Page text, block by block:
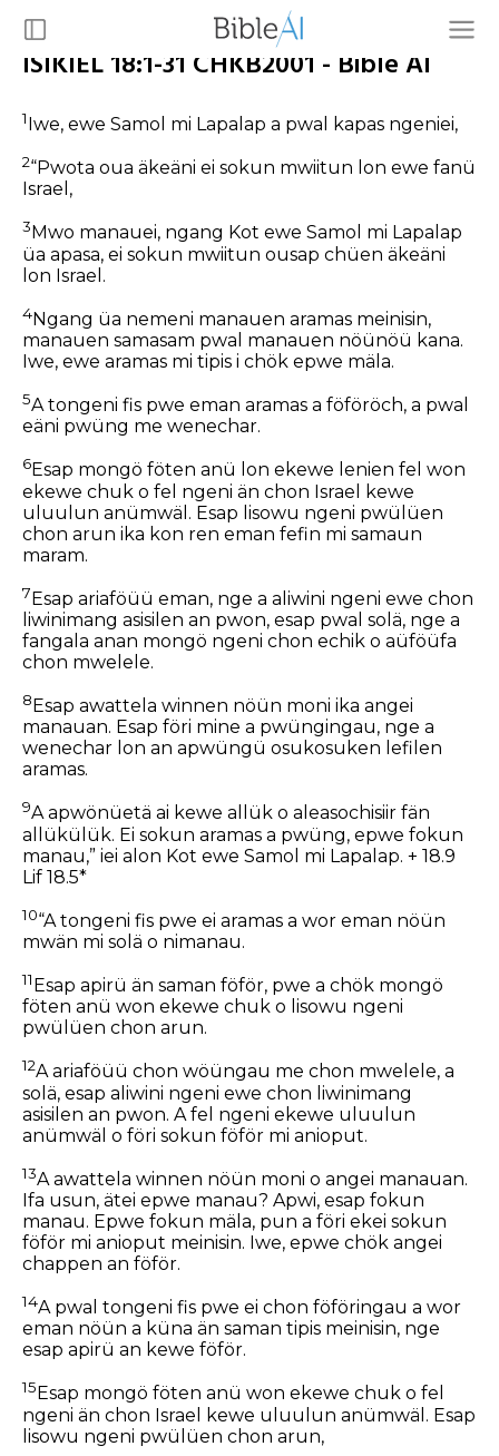
ISIKIEL 18:1-31 CHKB2001 - Bible AI
1Iwe, ewe Samol mi Lapalap a pwal kapas ngeniei,
2“Pwota oua äkeäni ei sokun mwiitun lon ewe fanü
Israel,
3 Mwo manauei, ngang Kot ewe Samol mi Lapalap
üa apasa, ei sokun mwiitun ousap chüen äkeäni
lon Israel.
4Ngang üa nemeni manauen aramas meinisin,
manauen samasam pwal manauen nöünöü kana.
Iwe, ewe aramas mi tipis i chök epwe mäla.
5A tongeni fis pwe eman aramas a föföröch, a pwal
eäni pwüng me wenechar.
6Esap mongö föten anü lon ekewe lenien fel won
ekewe chuk o fel ngeni än chon Israel kewe
uluulun anümwäl. Esap lisowu ngeni pwülüen
chon arun ika kon ren eman fefin mi samaun
maram.
7Esap ariaföüü eman, nge a aliwini ngeni ewe chon
liwinimang asisilen an pwon, esap pwal solä, nge a
fangala anan mongö ngeni chon echik o aüföüfa
chon mwelele.
8 Esap awattela winnen nöün moni ika angei
manauan. Esap föri mine a pwüngingau, nge a
wenechar lon an apwüngü osukosuken lefilen
aramas.
9A apwönüetä ai kewe allük o aleasochisiir fän
allükülük. Ei sokun aramas a pwüng, epwe fokun
manau,” iei alon Kot ewe Samol mi Lapalap. + 18.9
Lif 18.5*
10“A tongeni fis pwe ei aramas a wor eman nöün
mwän mi solä o nimanau.
11 Esap apirü än saman föför, pwe a chök mongö
föten anü won ekewe chuk o lisowu ngeni
pwülüen chon arun.
12A ariaföüü chon wöüngau me chon mwelele, a
solä, esap aliwini ngeni ewe chon liwinimang
asisilen an pwon. A fel ngeni ekewe uluulun
anümwäl o föri sokun föför mi anioput.
13A awattela winnen nöün moni o angei manauan.
Ifa usun, ätei epwe manau? Apwi, esap fokun
manau. Epwe fokun mäla, pun a föri ekei sokun
föför mi anioput meinisin. Iwe, epwe chök angei
chappen an föför.
14A pwal tongeni fis pwe ei chon föföringau a wor
eman nöün a küna än saman tipis meinisin, nge
esap apirü an kewe föför.
15 Esap mongö föten anü won ekewe chuk o fel
ngeni än chon Israel kewe uluulun anümwäl. Esap
lisowu ngeni pwülüen chon arun,